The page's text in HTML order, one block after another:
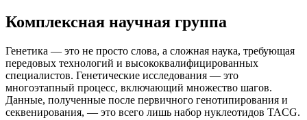
Комплексная научная группа
Генетика — это не просто слова, а сложная наука, требующая
передовых технологий и высококвалифицированных
специалистов. Генетические исследования — это
многоэтапный процесс, включающий множество шагов.
Данные, полученные после первичного генотипирования и
секвенирования, — это всего лишь набор нуклеотидов TACG.